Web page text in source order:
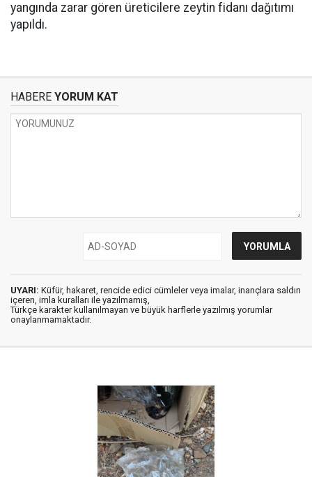
yangında zarar gören üreticilere zeytin fidanı dağıtımı
yapıldı.
HABERE YORUM KAT
UYARI: Küfür, hakaret, rencide edici cümleler veya imalar, inançlara saldırı
içeren, imla kuralları ile yazılmamış,
Türkçe karakter kullanılmayan ve büyük harflerle yazılmış yorumlar
onaylanmamaktadır.